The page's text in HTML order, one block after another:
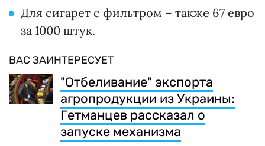
Для сигарет с фильтром – также 67 евро
за 1000 штук.
ВАС ЗАИНТЕРЕСУЕТ
"Отбеливание" экспорта
агропродукции из Украины:
Гетманцев рассказал о
запуске механизма